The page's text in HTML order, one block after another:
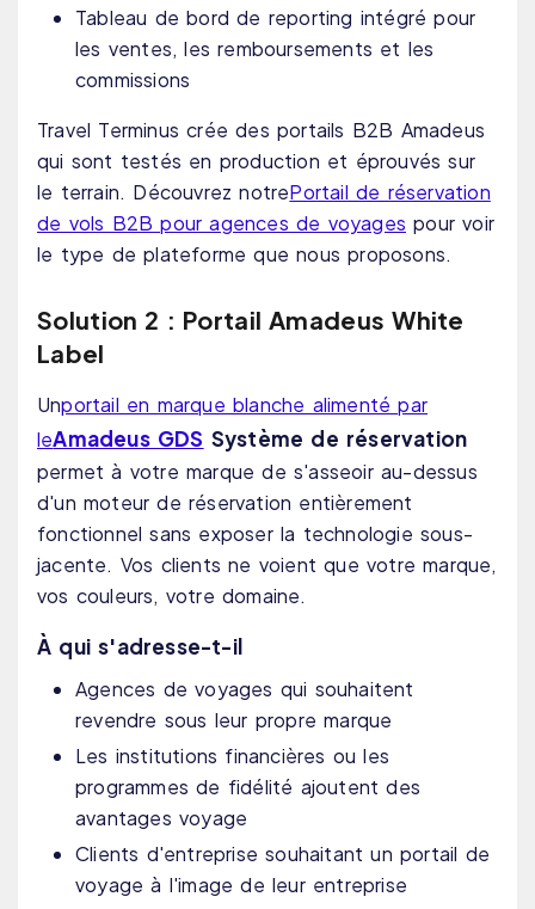
Tableau de bord de reporting intégré pour
les ventes, les remboursements et les
commissions
Travel Terminus crée des portails B2B Amadeus
qui sont testés en production et éprouvés sur
le terrain. Découvrez notrePortail de réservation
de vols B2B pour agences de voyages pour voir
le type de plateforme que nous proposons.
Solution 2 : Portail Amadeus White
Label
Unportail en marque blanche alimenté par
leAmadeus GDS Système de réservation
permet à votre marque de s'asseoir au-dessus
d'un moteur de réservation entièrement
fonctionnel sans exposer la technologie sous-
jacente. Vos clients ne voient que votre marque,
vos couleurs, votre domaine.
À qui s'adresse-t-il
Agences de voyages qui souhaitent
revendre sous leur propre marque
Les institutions financières ou les
programmes de fidélité ajoutent des
avantages voyage
Clients d'entreprise souhaitant un portail de
voyage à l'image de leur entreprise